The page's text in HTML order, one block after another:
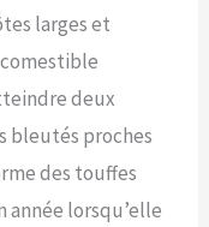
larges et
deux
bleutés proches
des touffes
année lorsqu’elle